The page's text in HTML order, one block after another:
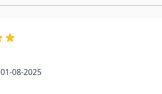
1 augustus 2025
01-08-2025